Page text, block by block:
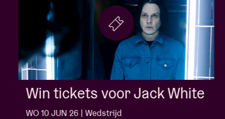
Win tickets voor Jack White
WO 10 JUN 26 | Wedstrijd